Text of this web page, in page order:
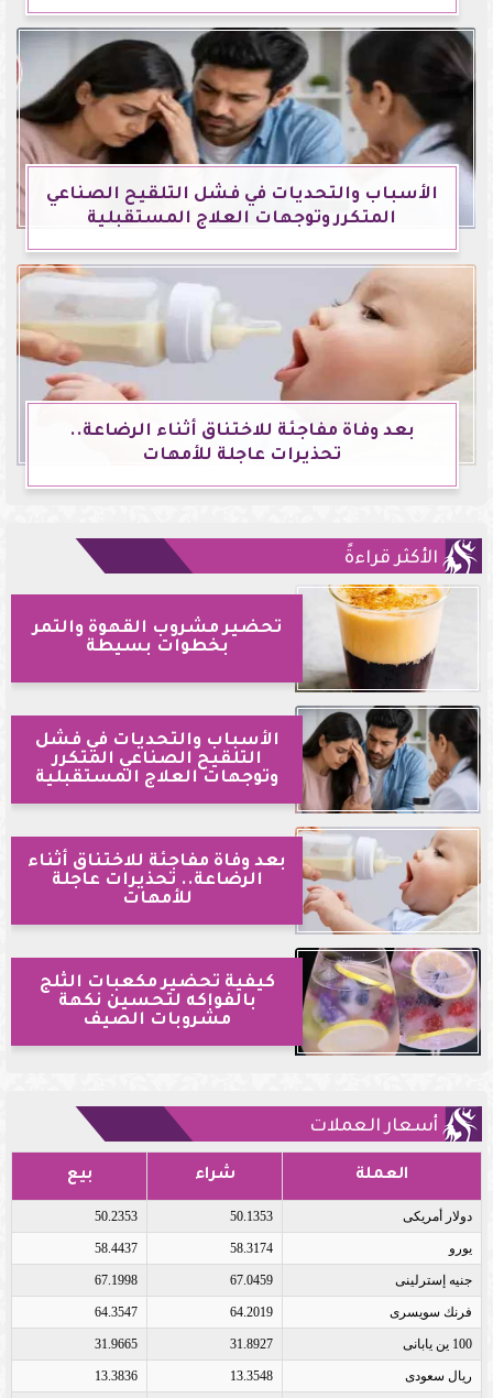
الأسباب والتحديات في فشل التلقيح الصناعي
المتكرر وتوجهات العلاج المستقبلية
بعد وفاة مفاجئة للاختناق أثناء الرضاعة..
تحذيرات عاجلة للأمهات
الأكثر قراءةً
تحضير مشروب القهوة والتمر
بخطوات بسيطة
الأسباب والتحديات في فشل
التلقيح الصناعي المتكرر
وتوجهات العلاج المستقبلية
بعد وفاة مفاجئة للاختناق أثناء
الرضاعة.. تحذيرات عاجلة
للأمهات
كيفية تحضير مكعبات الثلج
بالفواكه لتحسين نكهة
مشروبات الصيف
أسعار العملات
العملة شراء بيع
دولار أمريكى 50.1353
50.2353
يورو 58.3174
58.4437
جنيه إسترلينى 67.0459
67.1998
فرنك سويسرى 64.2019
64.3547
100 ين يابانى 31.8927
31.9665
ريال سعودى 13.3548
13.3836